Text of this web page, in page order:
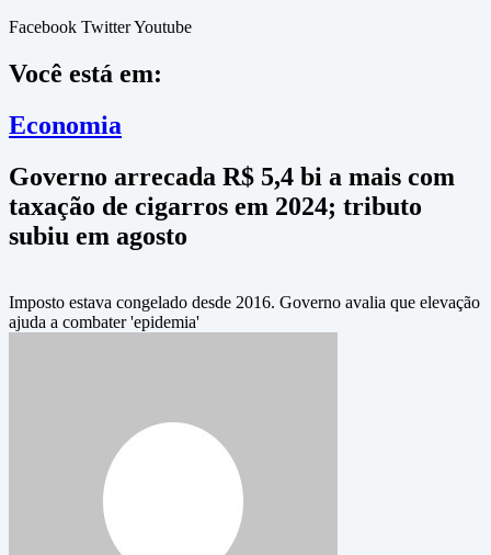
Facebook TwitterYoutube
Você está em:
Economia
Governo arrecada R$ 5,4 bi a mais com
taxação de cigarros em 2024; tributo
subiu em agosto
Imposto estava congelado desde 2016. Governo avalia que elevação
ajuda a combater 'epidemia'